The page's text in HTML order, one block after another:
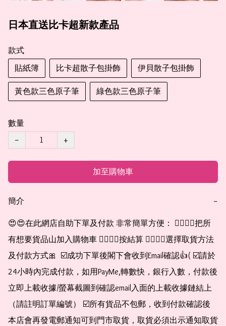
日本直送比卡超新款產品
款式
貼紙簿
比卡超散子包掛飾 伊貝散子包掛飾
黃色款三色原子筆 綠色款三色原子筆
數量
−
+
加至購物車
簡介 −
😍😍在此網店自助下單及付款 非常簡單方便： 👉🏻👉🏻把所
有想要貨品山加入購物車 👉🏻👉🏻按結算 👉🏻👉🏻選擇取貨方法
及付款方式🎀  ☑️成功下單後閣下會收到Email確認👍( ☑️請於
24小時內完成付款，如用PayMe,轉數快，銀行入數，付款後
立即上載收據/螢幕截圖到確認email入面的上載收據鏈結上
（請註明訂單編號） ☑️所有貨品不包郵，收到付款確認後
本店會再發電郵通知可到門市取貨，取貨必須出示通知取貨